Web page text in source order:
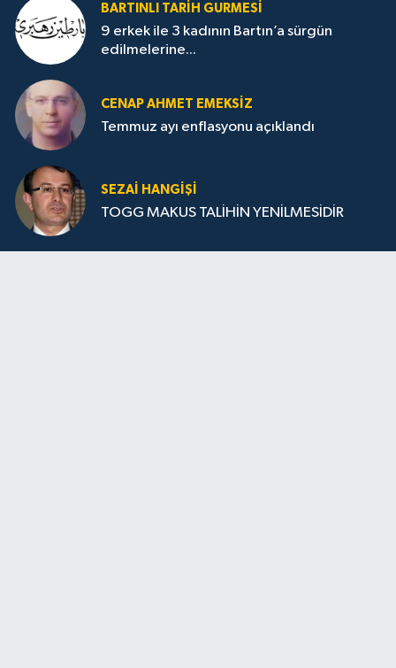
BARTINLI TARIH GURMESI
9 erkek ile 3 kadının Bartın’a sürgün
edilmelerine...
CENAP AHMET EMEKSİZ
Temmuz ayı enflasyonu açıklandı
SEZAI HANGİŞİ
TOGG MAKUS TALİHİN YENİLMESİDİR